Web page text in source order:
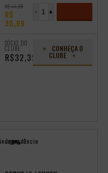
R$ 44,99
R$
35,99
+
-
SÓCIO DO
CLUBE
R$32,39
CONHEÇA O
CLUBE
independência
- 19%